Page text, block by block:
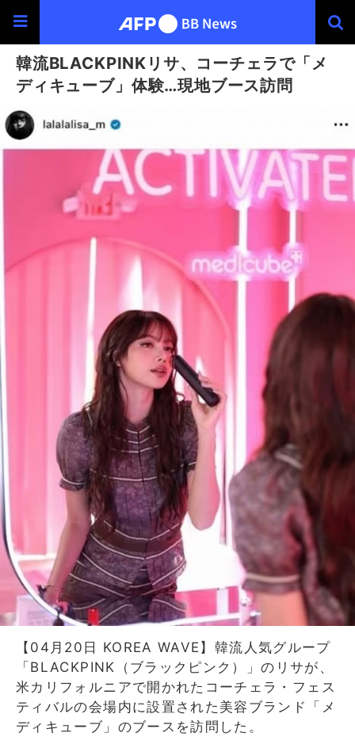
韓流BLACKPINKリサ、コーチェラで「メ
ディキューブ」体験…現地ブース訪問
【04月20日 KOREA WAVE】韓流人気グループ
「BLACKPINK（ブラックピンク）」のリサが、
米カリフォルニアで開かれたコーチェラ・フェス
ティバルの会場内に設置された美容ブランド「メ
ディキューブ」のブースを訪問した。